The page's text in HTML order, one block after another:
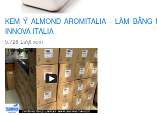
KEM Ý ALMOND AROMITALIA - LÀM BẰNG
INNOVA ITALIA
5.726 Lượt xem